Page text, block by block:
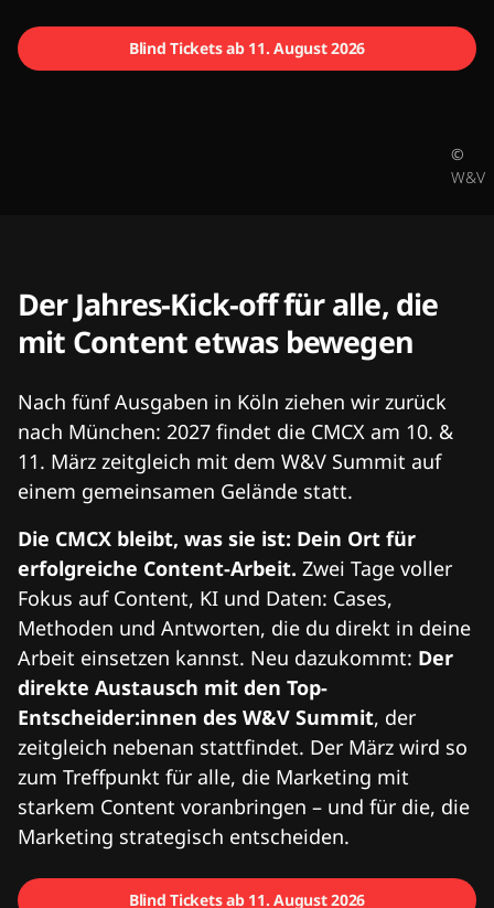
Blind Tickets ab 11. August 2026
©
W&V
Der Jahres-Kick-off für alle, die
mit Content etwas bewegen
Nach fünf Ausgaben in Köln ziehen wir zurück
nach München: 2027 findet die CMCX am 10. &
11. März zeitgleich mit dem W&V Summit auf
einem gemeinsamen Gelände statt.
Die CMCX bleibt, was sie ist: Dein Ort für
erfolgreiche Content-Arbeit. Zwei Tage voller
Fokus auf Content, KI und Daten: Cases,
Methoden und Antworten, die du direkt in deine
Arbeit einsetzen kannst. Neu dazukommt: Der
direkte Austausch mit den Top-
Entscheider:innen des W&V Summit, der
zeitgleich nebenan stattfindet. Der März wird so
zum Treffpunkt für alle, die Marketing mit
starkem Content voranbringen – und für die, die
Marketing strategisch entscheiden.
Blind Tickets ab 11. August 2026